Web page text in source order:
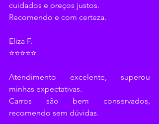
cuidados e preços justos.
Recomendo e com certeza.
Eliza F.
⭐⭐⭐⭐⭐
Atendimento excelente, superou
minhas expectativas.
Carros são bem conservados,
recomendo sem dúvidas.